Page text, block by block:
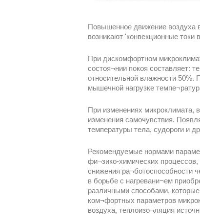
Повышенное движение воздуха
возникают 'конвекционные токи
При дискомфортном
состоя¬нии покоя составляет:
относительной влажности
мышечной нагрузке
При изменениях микроклимата,
изменения самочувствия.
температуры тела, судороги и
Рекомендуемые нормами
фи¬зико-химических
снижения ра¬ботоспособности
в борьбе с нагревани¬ем
различными способами,
ком¬фортных параметров
воздуха, теплоизо¬ляция